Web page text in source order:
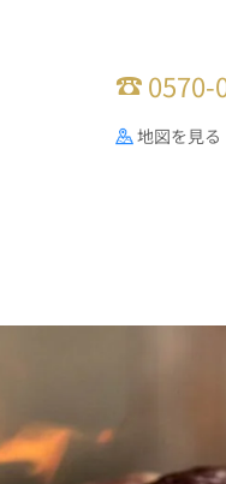
0570-
地図を見る